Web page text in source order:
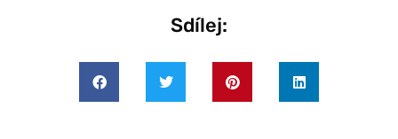
Sdílej: